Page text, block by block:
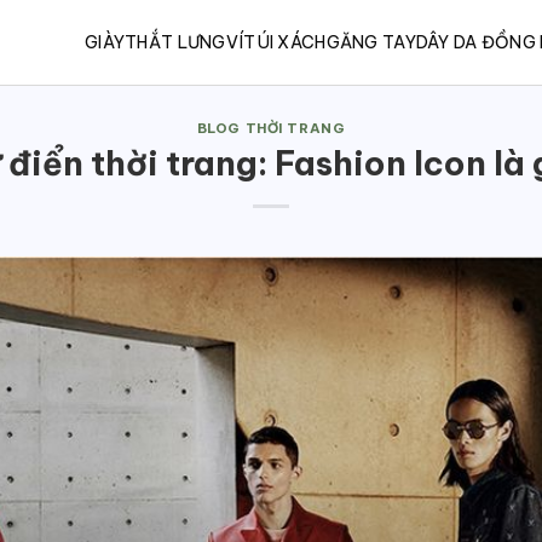
GIÀYTHẮT LƯNGVÍTÚI XÁCHGĂNG TAYDÂY DA ĐỒNG
BLOG THỜI TRANG
điển thời trang: Fashion Icon là